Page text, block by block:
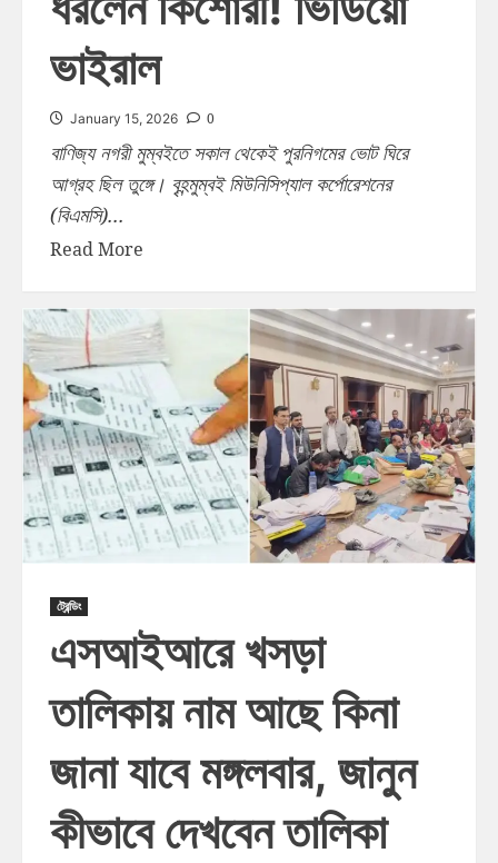
ভাইরাল
January 15, 2026 0
বাণিজ্য নগরী মুম্বইতে সকাল থেকেই পুরনিগমের ভোট ঘিরে
আগ্রহ ছিল তুঙ্গে। বৃহন্মুম্বই মিউনিসিপ্যাল কর্পোরেশনের
(বিএমসি)...
Read More
ট্রেন্ডিং
এসআইআরে খসড়া
তালিকায় নাম আছে কিনা
জানা যাবে মঙ্গলবার, জানুন
কীভাবে দেখবেন তালিকা